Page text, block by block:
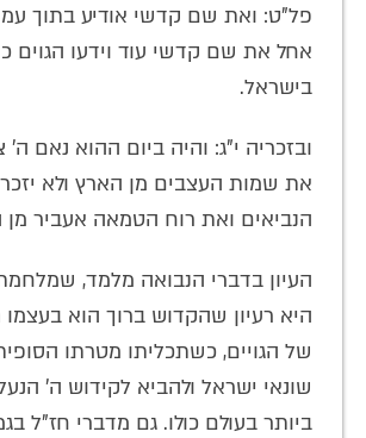
פל"ט: ואת שם קדשי אודיע בתוך
אחל את שם קדשי עוד וידעו הגוים
בישראל.
ובזכריה י"ג: והיה ביום ההוא נאם
את שמות העצבים מן הארץ ולא
הנביאים ואת רוח הטמאה אעביר מן
העיון בדברי הנבואה מלמד, שמלחמת
היא רעיון שהקדוש ברוך הוא
של הגויים, כשתכליתו מטרתו
שונאי ישראל ולהביא לקידוש ה'
ביותר בעולם כולו. גם מדברי חז"ל